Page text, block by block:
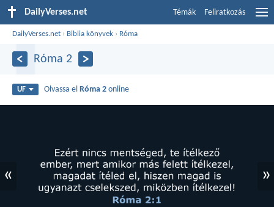
DailyVerses.net Témák Feliratkozás
DailyVerses.net › Biblia könyvek › Róma
Róma 2
UF Olvassa el Róma 2 online
« »